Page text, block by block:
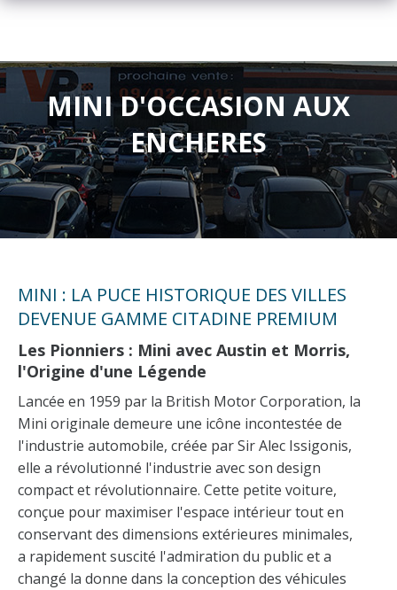
MINI D'OCCASION AUX
ENCHERES
MINI : LA PUCE HISTORIQUE DES VILLES
DEVENUE GAMME CITADINE PREMIUM
Les Pionniers : Mini avec Austin et Morris,
l'Origine d'une Légende
Lancée en 1959 par la British Motor Corporation, la
Mini originale demeure une icône incontestée de
l'industrie automobile, créée par Sir Alec Issigonis,
elle a révolutionné l'industrie avec son design
compact et révolutionnaire. Cette petite voiture,
conçue pour maximiser l'espace intérieur tout en
conservant des dimensions extérieures minimales,
a rapidement suscité l'admiration du public et a
changé la donne dans la conception des véhicules